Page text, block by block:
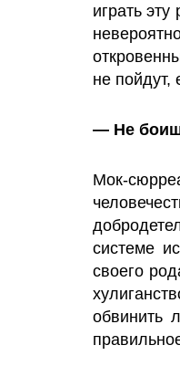
играть
не пойдут,
— Не
Мок-
системе
своего
обвинить